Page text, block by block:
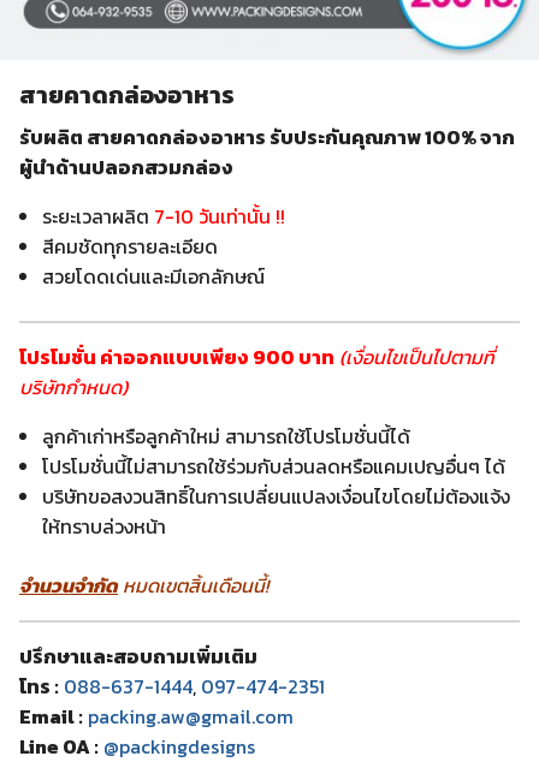
สายคาดกล่องอาหาร
รับผลิต สายคาดกล่องอาหาร รับประกันคุณภาพ 100% จาก
ผู้นำด้านปลอกสวมกล่อง
ระยะเวลาผลิต 7-10 วันเท่านั้น !!
สีคมชัดทุกรายละเอียด
สวยโดดเด่นและมีเอกลักษณ์
โปรโมชั่น ค่าออกแบบเพียง 900 บาท (เงื่อนไขเป็นไปตามที่
บริษัทกำหนด)
ลูกค้าเก่าหรือลูกค้าใหม่ สามารถใช้โปรโมชั่นนี้ได้
โปรโมชั่นนี้ไม่สามารถใช้ร่วมกับส่วนลดหรือแคมเปญอื่นๆ ได้
บริษัทขอสงวนสิทธิ์ในการเปลี่ยนแปลงเงื่อนไขโดยไม่ต้องแจ้ง
ให้ทราบล่วงหน้า
จำนวนจำกัดหมดเขตสิ้นเดือนนี้!
ปรึกษาและสอบถามเพิ่มเติม
โทร : 088-637-1444, 097-474-2351
Email : packing.aw@gmail.com
Line OA : @packingdesigns